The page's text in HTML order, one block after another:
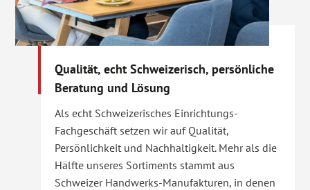
Qualität, echt Schweizerisch, persönliche
Beratung und Lösung
Als echt Schweizerisches Einrichtungs-
Fachgeschäft setzen wir auf Qualität,
Persönlichkeit und Nachhaltigkeit. Mehr als die
Hälfte unseres Sortiments stammt aus
Schweizer Handwerks-Manufakturen, in denen